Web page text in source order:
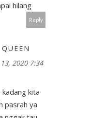
hilang
Reply
2020 7:34
kadang kita
pasrah ya